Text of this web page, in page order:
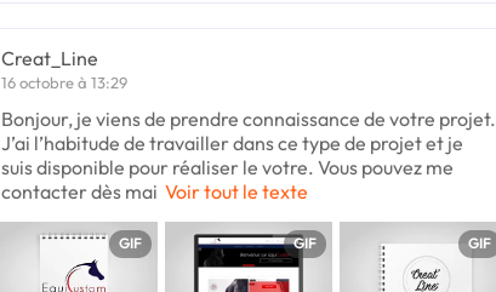
Creat_Line
16 octobre à 13:29
Bonjour, je viens de prendre connaissance de votre projet.
J’ai l’habitude de travailler dans ce type de projet et je
suis disponible pour réaliser le votre. Vous pouvez me
contacter dès mai Voir tout le texte
GIF GIF GIF